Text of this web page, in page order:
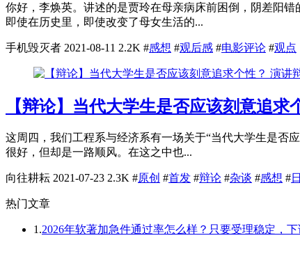
你好，李焕英。讲述的是贾玲在母亲病床前困倒，阴差阳
即使在历史里，即使改变了母女生活的...
手机毁灭者 2021-08-11 2.2K #感想 #观后感 #电影评论 #观点
演讲
【辩论】当代大学生是否应该刻意追求
这周四，我们工程系与经济系有一场关于“当代大学生是否
很好，但却是一路顺风。在这之中也...
向往耕耘 2021-07-23 2.3K #原创 #首发 #辩论 #杂谈 #感想 #
热门文章
1.2026年软著加急件通过率怎么样？只要受理稳定，